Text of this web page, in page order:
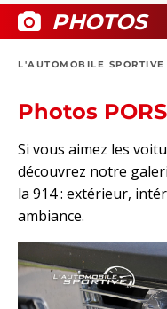
BOUTIQUE
PHOTOS
L'AUTOMOBILE SPORTIVE
Photos
Si vous aimez les
découvrez notre
la 914 : extérieur,
ambiance.